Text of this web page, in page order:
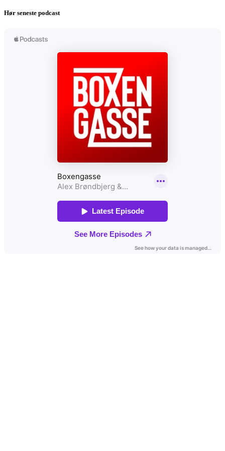
Hør seneste podcast